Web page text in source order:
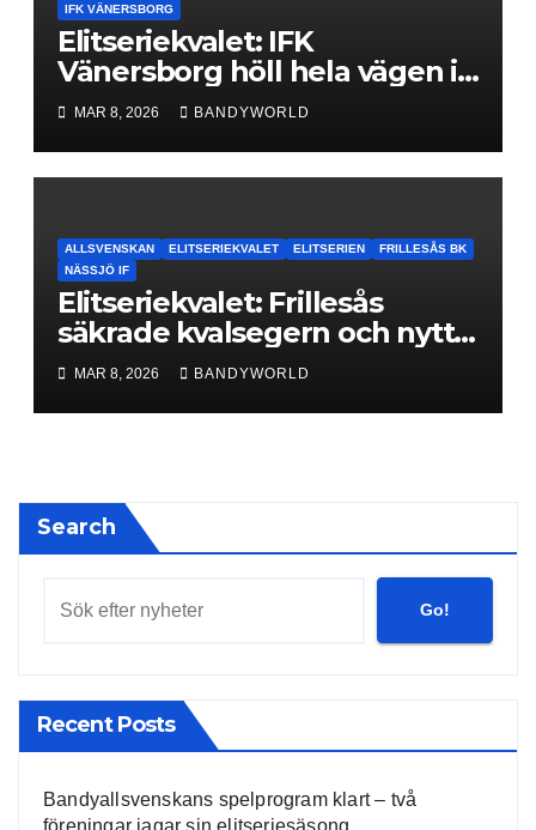
IFK VÄNERSBORG
Elitseriekvalet: IFK
Vänersborg höll hela vägen i
avgörande matchen – Nytt
kontrakt klart!
MAR 8, 2026 BANDYWORLD
ALLSVENSKAN ELITSERIEKVALET ELITSERIEN
FRILLESÅS BK
NÄSSJÖ IF
Elitseriekvalet: Frillesås
säkrade kvalsegern och nytt
kontrakt
MAR 8, 2026 BANDYWORLD
Search
Go!
Recent Posts
Bandyallsvenskans spelprogram klart – två
föreningar jagar sin elitseriesäsong